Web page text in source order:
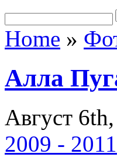
Home »
Алла
Август
2009 - 2011